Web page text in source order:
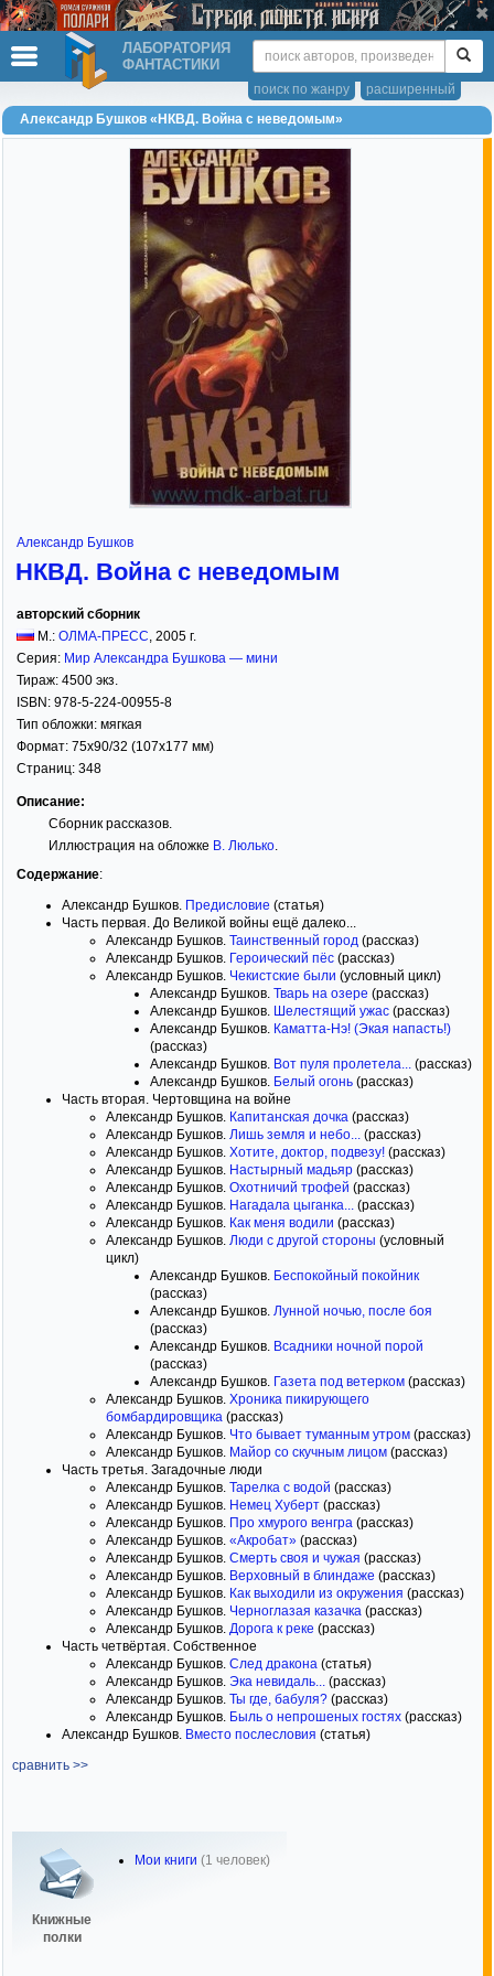
ЛАБОРАТОРИЯ
ФАНТАСТИКИ
расширенный
поиск по жанру
Александр Бушков «НКВД. Война с неведомым»
Александр Бушков
НКВД. Война с неведомым
авторский сборник
М.: ОЛМА-ПРЕСС, 2005 г.
Серия: Мир Александра Бушкова — мини
Тираж: 4500 экз.
ISBN: 978-5-224-00955-8
Тип обложки: мягкая
Формат: 75x90/32 (107x177 мм)
Страниц: 348
Описание:
Сборник рассказов.
Иллюстрация на обложке В. Люлько.
Содержание:
Александр Бушков. Предисловие (статья)
Часть первая. До Великой войны ещё далеко...
Александр Бушков. Таинственный город (рассказ)
Александр Бушков. Героический пёс (рассказ)
Александр Бушков. Чекистские были (условный цикл)
Александр Бушков. Тварь на озере (рассказ)
Александр Бушков. Шелестящий ужас (рассказ)
Александр Бушков. Каматта-Нэ! (Экая напасть!)
(рассказ)
Александр Бушков. Вот пуля пролетела... (рассказ)
Александр Бушков. Белый огонь (рассказ)
Часть вторая. Чертовщина на войне
Александр Бушков. Капитанская дочка (рассказ)
Александр Бушков. Лишь земля и небо... (рассказ)
Александр Бушков. Хотите, доктор, подвезу! (рассказ)
Александр Бушков. Настырный мадьяр (рассказ)
Александр Бушков. Охотничий трофей (рассказ)
Александр Бушков. Нагадала цыганка... (рассказ)
Александр Бушков. Как меня водили (рассказ)
Александр Бушков. Люди с другой стороны (условный
цикл)
Александр Бушков. Беспокойный покойник
(рассказ)
Александр Бушков. Лунной ночью, после боя
(рассказ)
Александр Бушков. Всадники ночной порой
(рассказ)
Александр Бушков. Газета под ветерком (рассказ)
Александр Бушков. Хроника пикирующего
бомбардировщика (рассказ)
Александр Бушков. Что бывает туманным утром (рассказ)
Александр Бушков. Майор со скучным лицом (рассказ)
Часть третья. Загадочные люди
Александр Бушков. Тарелка с водой (рассказ)
Александр Бушков. Немец Хуберт (рассказ)
Александр Бушков. Про хмурого венгра (рассказ)
Александр Бушков. «Акробат» (рассказ)
Александр Бушков. Смерть своя и чужая (рассказ)
Александр Бушков. Верховный в блиндаже (рассказ)
Александр Бушков. Как выходили из окружения (рассказ)
Александр Бушков. Черноглазая казачка (рассказ)
Александр Бушков. Дорога к реке (рассказ)
Часть четвёртая. Собственное
Александр Бушков. След дракона (статья)
Александр Бушков. Эка невидаль... (рассказ)
Александр Бушков. Ты где, бабуля? (рассказ)
Александр Бушков. Быль о непрошеных гостях (рассказ)
Александр Бушков. Вместо послесловия (статья)
сравнить >>
Книжные
полки
Мои книги (1 человек)